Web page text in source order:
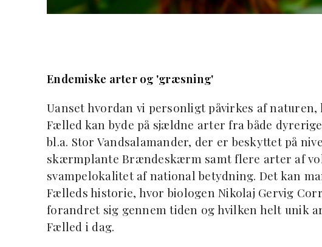
Endemiske arter og 'græsning'
Uanset hvordan vi personligt påvirkes af
Fælled kan byde på sjældne arter fra både
bl.a. Stor Vandsalamander, der er beskyttet på
skærmplante Brændeskærm samt flere arter af
svampelokalitet af national betydning. Det kan
Fælleds historie, hvor biologen Nikolaj Gervig
forandret sig gennem tiden og hvilken helt unik
Fælled i dag.